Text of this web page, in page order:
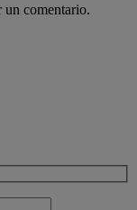
un comentario.